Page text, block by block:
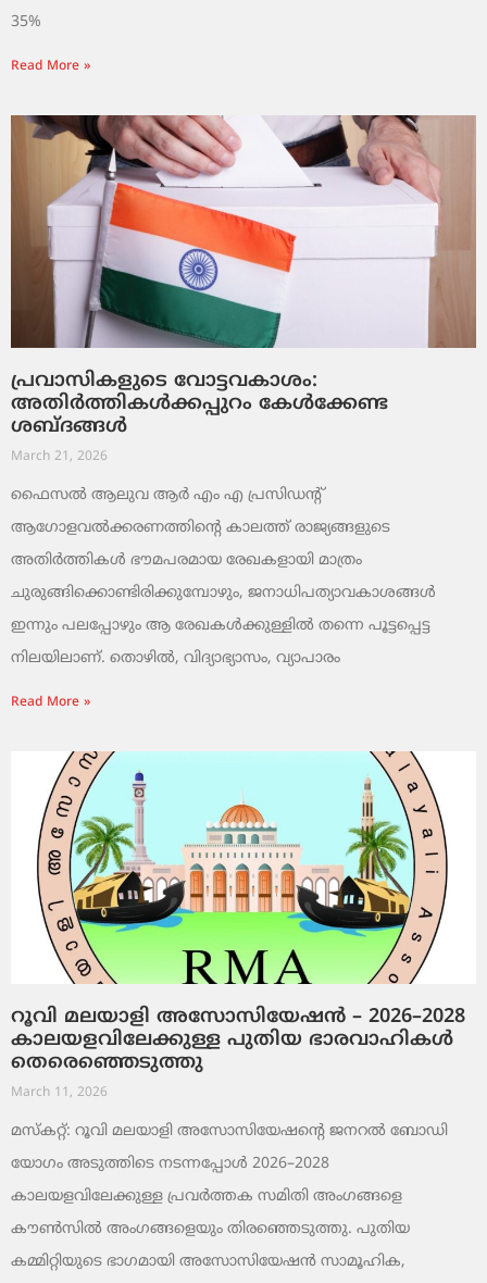
35%
Read More »
പ്രവാസികളുടെ വോട്ടവകാശം:
അതിർത്തികൾക്കപ്പുറം കേൾക്കേണ്ട
ശബ്ദങ്ങൾ
March 21, 2026
ഫൈസൽ ആലുവ ആർ എം എ പ്രസിഡന്റ്
ആഗോളവൽക്കരണത്തിന്റെ കാലത്ത് രാജ്യങ്ങളുടെ
അതിർത്തികൾ ഭൗമപരമായ രേഖകളായി മാത്രം
ചുരുങ്ങിക്കൊണ്ടിരിക്കുമ്പോഴും, ജനാധിപത്യാവകാശങ്ങൾ
ഇന്നും പലപ്പോഴും ആ രേഖകൾക്കുള്ളിൽ തന്നെ പൂട്ടപ്പെട്ട
നിലയിലാണ്. തൊഴിൽ, വിദ്യാഭ്യാസം, വ്യാപാരം
Read More »
റൂവി മലയാളി അസോസിയേഷൻ – 2026–2028
കാലയളവിലേക്കുള്ള പുതിയ ഭാരവാഹികൾ
തെരെഞ്ഞെടുത്തു
March 11, 2026
മസ്കറ്റ്: റൂവി മലയാളി അസോസിയേഷന്റെ ജനറൽ ബോഡി
യോഗം അടുത്തിടെ നടന്നപ്പോൾ 2026–2028
കാലയളവിലേക്കുള്ള പ്രവർത്തക സമിതി അംഗങ്ങളെ
കൗൺസിൽ അംഗങ്ങളെയും തിരഞ്ഞെടുത്തു. പുതിയ
കമ്മിറ്റിയുടെ ഭാഗമായി അസോസിയേഷൻ സാമൂഹിക,